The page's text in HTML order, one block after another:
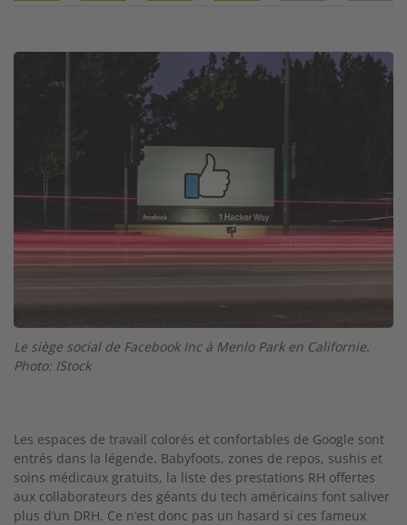
Image
Le siège social de Facebook Inc à Menlo Park en Californie.
Photo: IStock
Les espaces de travail colorés et confortables de Google sont
entrés dans la légende. Babyfoots, zones de repos, sushis et
soins médicaux gratuits, la liste des prestations RH offertes
aux collaborateurs des géants du tech américains font saliver
plus d’un DRH. Ce n’est donc pas un hasard si ces fameux